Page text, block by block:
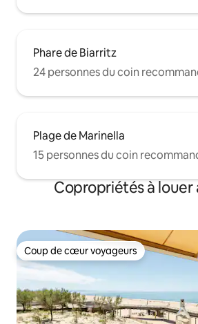
Phare de Biarritz
24 personnes du coin
Plage de Marinella
15 personnes du coin
Copropriétés à louer
Coup de cœur voyageurs
Coup de cœur voyageurs